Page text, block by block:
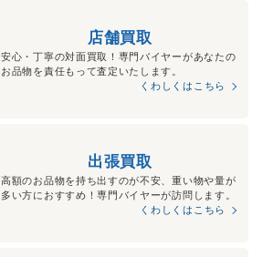
店舗買取
安心・丁寧の対面買取！専門バイヤーがあなたの
お品物を責任もって査定いたします。
くわしくはこちら
出張買取
高額のお品物を持ち出すのが不安、重い物や量が
多い方におすすめ！専門バイヤーが訪問します。
くわしくはこちら